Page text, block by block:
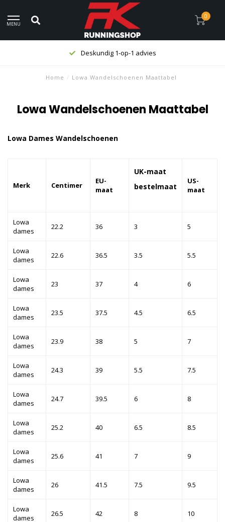
MENU
0
Deskundig 1-op-1 advies
Home / Lowa Wandelschoenen Maattabel
Lowa Wandelschoenen Maattabel
Lowa Dames Wandelschoenen
Merk Centimer
EU-
maat
UK-maat
bestelmaat
US-
maat
Lowa
dames
22.2 36 3 5
Lowa
dames
22.6 36.5 3.5 5.5
Lowa
dames
23 37 4 6
Lowa
dames
23.5 37.5 4.5 6.5
Lowa
dames
23.9 38 5 7
Lowa
dames
24.3 39 5.5 7.5
Lowa
dames
24.7 39.5 6 8
Lowa
dames
25.2 40 6.5 8.5
Lowa
dames
25.6 41 7 9
Lowa
dames
26 41.5 7.5 9.5
Lowa
dames
26.5 42 8 10